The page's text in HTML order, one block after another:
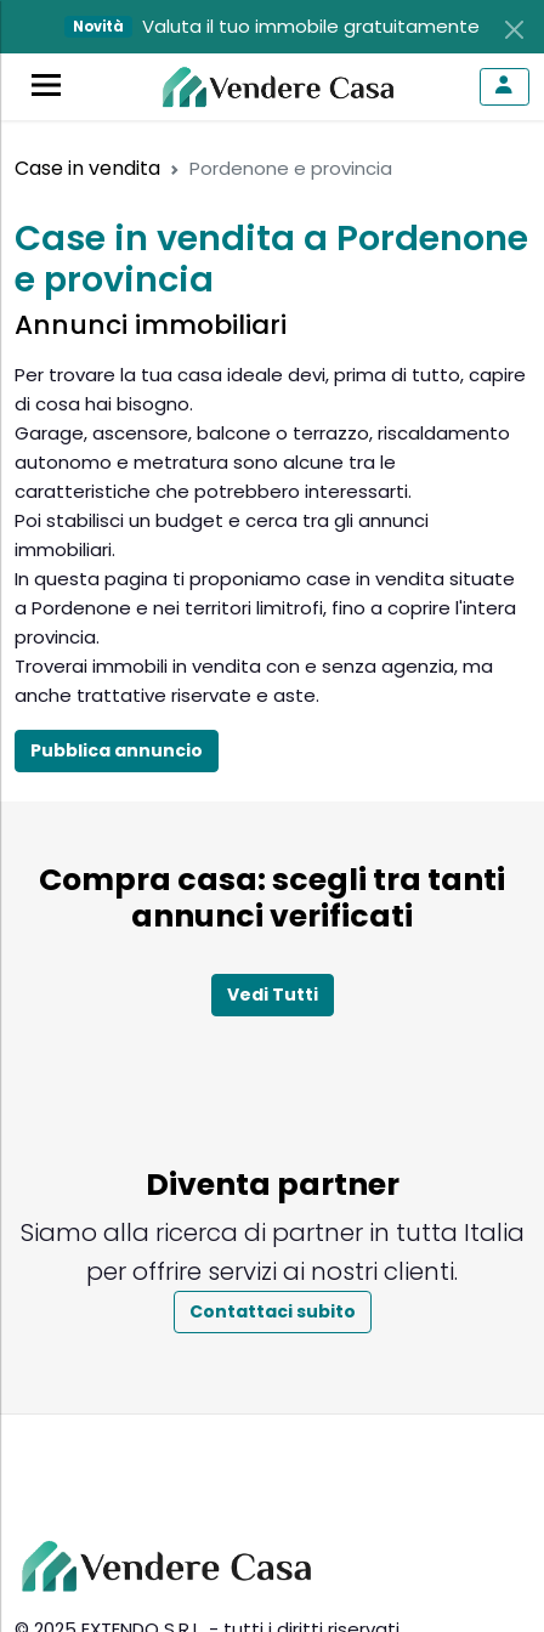
Novità Valuta il tuo immobile gratuitamente
Case in vendita Pordenone e provincia
Case in vendita a Pordenone
e provincia
Annunci immobiliari
Per trovare la tua casa ideale devi, prima di tutto, capire
di cosa hai bisogno.
Garage, ascensore, balcone o terrazzo, riscaldamento
autonomo e metratura sono alcune tra le
caratteristiche che potrebbero interessarti.
Poi stabilisci un budget e cerca tra gli annunci
immobiliari.
In questa pagina ti proponiamo case in vendita situate
a Pordenone e nei territori limitrofi, fino a coprire l'intera
provincia.
Troverai immobili in vendita con e senza agenzia, ma
anche trattative riservate e aste.
Pubblica annuncio
Compra casa: scegli tra tanti
annunci verificati
Vedi Tutti
Diventa partner
Siamo alla ricerca di partner in tutta Italia
per offrire servizi ai nostri clienti.
Contattaci subito